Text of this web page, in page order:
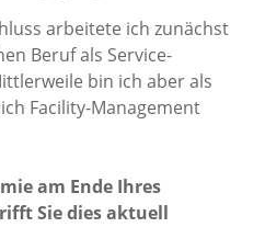
arbeitete ich zunächst
Beruf als Service-
bin ich aber als
Facility-Management
am Ende Ihres
Sie dies aktuell